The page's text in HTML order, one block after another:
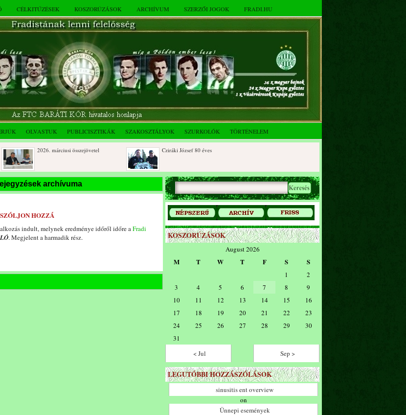
CÉLKITŰZÉSEK KOSZORÚZÁSOK ARCHÍVUM SZERZŐI JOGOK FRADI.HU
OLVASTUK PUBLICISZTIKÁK SZAKOSZTÁLYOK SZURKOLÓK TÖRTÉNELEM
2026. márciusi összejövetel Cziráki József 80 éves
Rendkívüli közgyűlés és a 2025.
novemberi összejövetel
Dálnoki József 90 éves
archívuma
SZÓLJON HOZZÁ
indult, melynek eredménye időről időre aFradi
. Megjelent a harmadik rész.
KOSZORÚZÁSOK
August 2026
M T W T F S S
1
2
3
4 5 6 7 8
9
10
11 12 13 14 15
16
17
18 19 20 21 22
23
24
25 26 27 28 29
30
31
< Jul
Sep >
LEGUTÓBBI HOZZÁSZÓLÁSOK
sinusitis ent overview
on
Ünnepi események